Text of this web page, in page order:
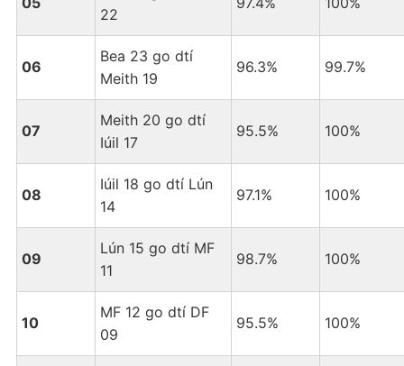
22
06
Bea 23 go dtí
Meith 19
96.3% 99.7%
07
Meith 20 go dtí
Iúil 17
95.5% 100%
08
Iúil 18 go dtí Lún
14
97.1% 100%
09
Lún 15 go dtí MF
11
98.7% 100%
10
MF 12 go dtí DF
09
95.5% 100%